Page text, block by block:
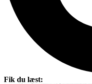
Fik du læst: